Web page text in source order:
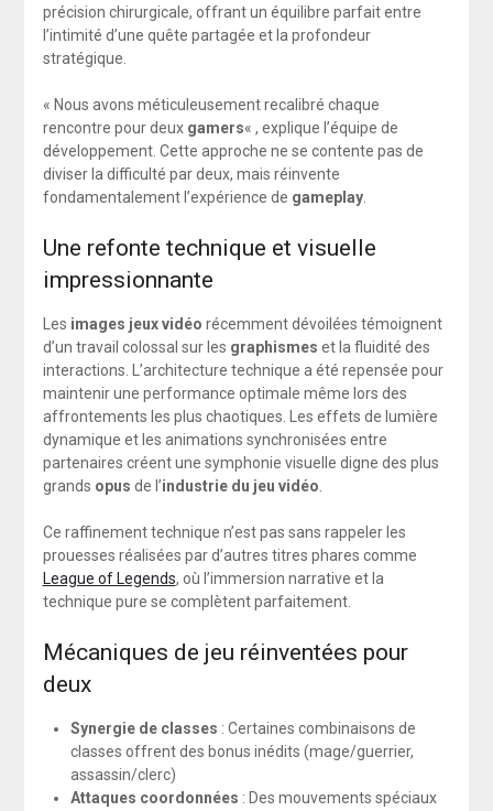
précision chirurgicale, offrant un équilibre parfait entre
l’intimité d’une quête partagée et la profondeur
stratégique.
« Nous avons méticuleusement recalibré chaque
rencontre pour deux gamers« , explique l’équipe de
développement. Cette approche ne se contente pas de
diviser la difficulté par deux, mais réinvente
fondamentalement l’expérience de gameplay.
Une refonte technique et visuelle
impressionnante
Les images jeux vidéo récemment dévoilées témoignent
d’un travail colossal sur les graphismes et la fluidité des
interactions. L’architecture technique a été repensée pour
maintenir une performance optimale même lors des
affrontements les plus chaotiques. Les effets de lumière
dynamique et les animations synchronisées entre
partenaires créent une symphonie visuelle digne des plus
grands opus de l’industrie du jeu vidéo.
Ce raffinement technique n’est pas sans rappeler les
prouesses réalisées par d’autres titres phares comme
League of Legends, où l’immersion narrative et la
technique pure se complètent parfaitement.
Mécaniques de jeu réinventées pour
deux
Synergie de classes : Certaines combinaisons de
classes offrent des bonus inédits (mage/guerrier,
assassin/clerc)
Attaques coordonnées : Des mouvements spéciaux